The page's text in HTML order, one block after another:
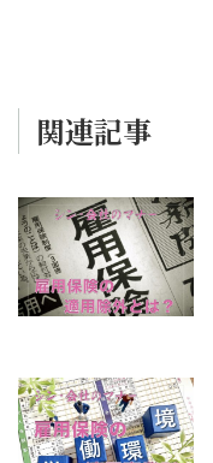
関連記事